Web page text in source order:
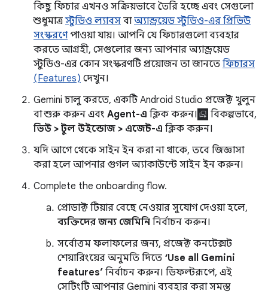
কিছু ফিচার এখনও সক্রিয়ভাবে তৈরি হচ্ছে এবং সেগুলো
শুধুমাত্রস্টুডিও ল্যাবস বাঅ্যান্ড্রয়েড স্টুডিও-এর প্রিভিউ
সংস্করণেপাওয়া যায়। আপনি যে ফিচারগুলো ব্যবহার
করতে আগ্রহী, সেগুলোর জন্য আপনার অ্যান্ড্রয়েড
স্টুডিও-এর কোন সংস্করণটি প্রয়োজন তা জানতে ফিচারস
(Features) দেখুন।
Gemini চালু করতে, একটি Android Studio প্রজেক্ট খুলুন
বা শুরু করুন এবং Agent-এ ক্লিক করুন।
বিকল্পভাবে,
ভিউ > টুল উইন্ডোজ > এজেন্ট-এ ক্লিক করুন।
যদি আগে থেকে সাইন ইন করা না থাকে, তবে জিজ্ঞাসা
করা হলে আপনার গুগল অ্যাকাউন্টে সাইন ইন করুন।
Complete the onboarding flow.
প্রোডাক্ট টিয়ার বেছে নেওয়ার সুযোগ দেওয়া হলে,
ব্যক্তিদের জন্য জেমিনি নির্বাচন করুন।
সর্বোত্তম ফলাফলের জন্য, প্রজেক্ট কনটেক্সট
শেয়ারিংয়ের অনুমতি দিতে ‘Use all Gemini
features’ নির্বাচন করুন। ডিফল্টরূপে, এই
সেটিংটি আপনার Gemini ব্যবহার করা সমস্ত